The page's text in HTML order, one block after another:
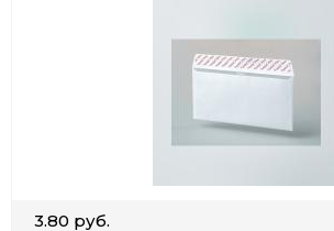
3.80 руб.